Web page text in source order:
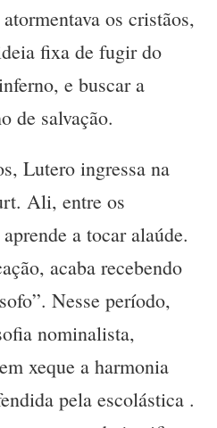
os cristãos,
fixa de fugir do
e buscar a
de salvação.
Lutero ingressa na
Ali, entre os
a tocar alaúde.
acaba recebendo
Nesse período,
nominalista,
xeque a harmonia
pela escolástica .